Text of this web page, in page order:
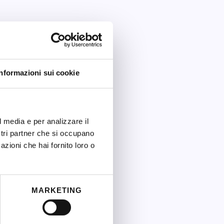
sui cookie
e per analizzare il
partner che si occupano
che hai fornito loro o
MARKETING